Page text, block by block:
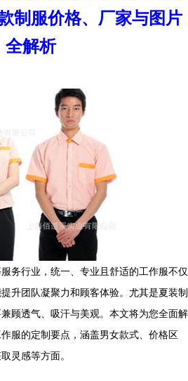
制服价格、厂家与图片
全解析
务行业，统一、专业且舒适的工作服不仅
升团队凝聚力和顾客体验。尤其是夏装制
顾透气、吸汗与美观。本文将为您全面解
服的定制要点，涵盖男女款式、价格区
灵感等方面。